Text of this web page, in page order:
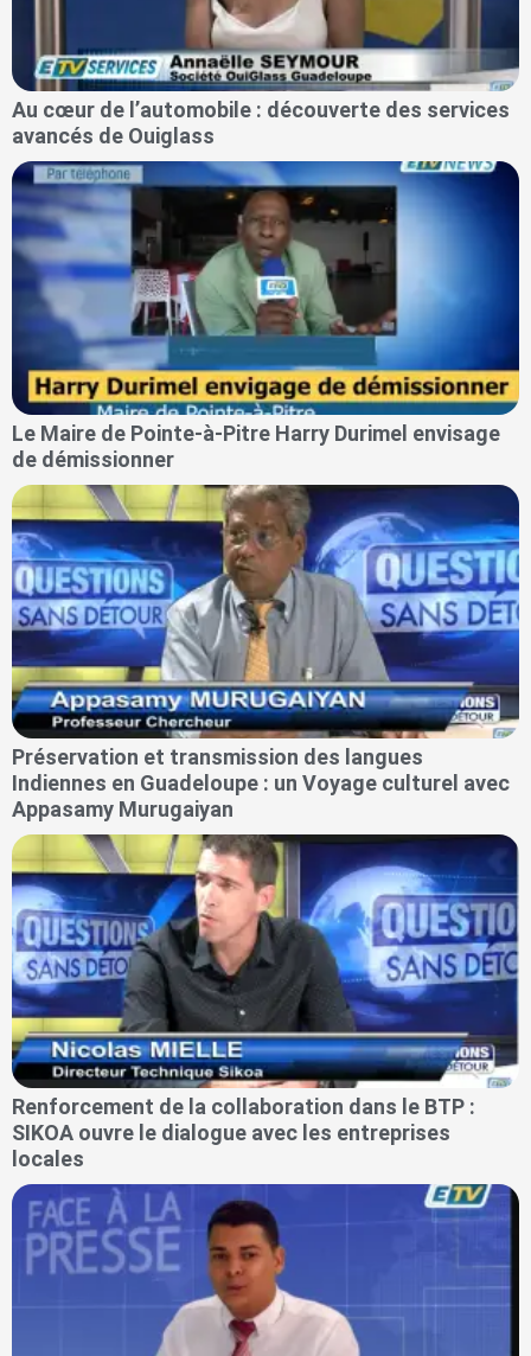
Au cœur de l’automobile : découverte des services
avancés de Ouiglass
Le Maire de Pointe-à-Pitre Harry Durimel envisage
de démissionner
Préservation et transmission des langues
Indiennes en Guadeloupe : un Voyage culturel avec
Appasamy Murugaiyan
Renforcement de la collaboration dans le BTP :
SIKOA ouvre le dialogue avec les entreprises
locales